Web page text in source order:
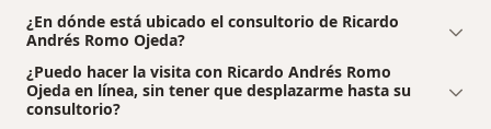
¿En dónde está ubicado el consultorio de Ricardo
Andrés Romo Ojeda?
¿Puedo hacer la visita con Ricardo Andrés Romo
Ojeda en línea, sin tener que desplazarme hasta su
consultorio?